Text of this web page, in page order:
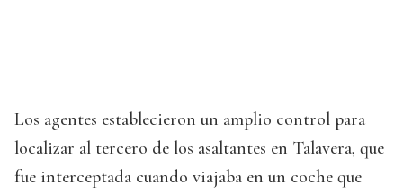
Los agentes establecieron un amplio control para
localizar al tercero de los asaltantes en Talavera, que
fue interceptada cuando viajaba en un coche que